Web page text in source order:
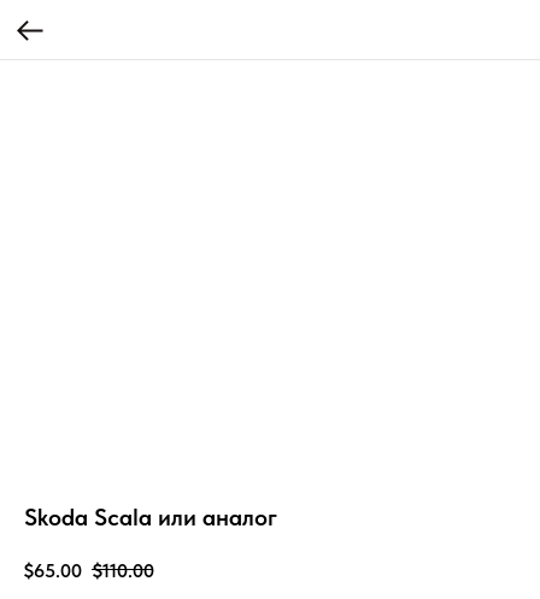
Skoda Scala или аналог
$65.00 $110.00